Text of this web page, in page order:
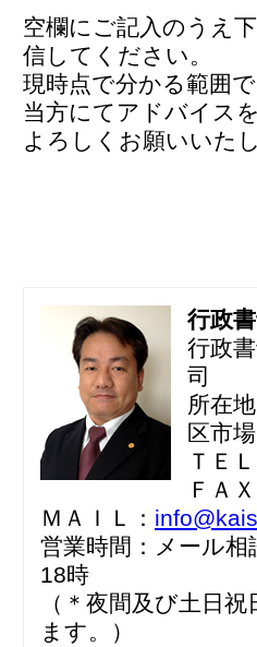
空欄にご記入のうえ
信してください。
現時点で分かる範囲
当方にてアドバイス
よろしくお願いいた
行政
行政
司
所在
区市
ＴＥ
ＦＡ
ＭＡＩＬ：
営業時間：メール
18時
（＊夜間及び土日
ます。）